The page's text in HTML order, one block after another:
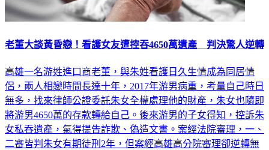
老董大談黃昏戀！看護女友遭控吞4650萬遺產 判決驚人逆轉
高雄一名游姓進口商老董，與朱姓看護日久生情成為同居情
侶，兩人相戀時間長達十年，2017年游男病重，考量自己時日
無多，找來律師公證委託朱女全權處理他的財產，朱女也隨即
將游男4650萬的存款轉給自己。後來游男的子女得知，控訴朱
女私吞遺產，氣得提告詐欺、偽造文書。案經法院審理，一、
二審皆判朱女有期徒刑2年，但案經高雄高分院審理卻逆轉無